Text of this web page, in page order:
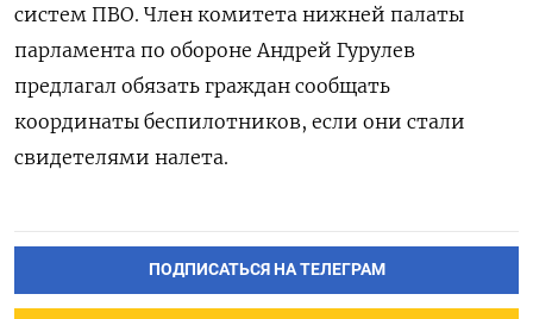
систем ПВО. Член комитета нижней палаты
парламента по обороне Андрей Гурулев
предлагал обязать граждан сообщать
координаты беспилотников, если они стали
свидетелями налета.
ПОДПИСАТЬСЯ НА ТЕЛЕГРАМ